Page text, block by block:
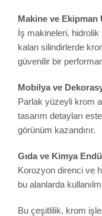
Makine ve Ekipman
İş makineleri,
kalan silindirlerde
güvenilir bir
Mobilya ve
Parlak yüzeyli krom
tasarım detayları
görünüm kazandırır.
Gıda ve Kimya
Korozyon direnci ve
bu alanlarda
Bu çeşitlilik, krom